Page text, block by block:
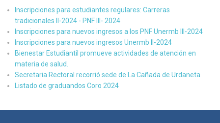
Inscripciones para estudiantes regulares: Carreras
tradicionales II-2024 - PNF III- 2024
Inscripciones para nuevos ingresos a los PNF Unermb III-2024
Inscripciones para nuevos ingresos Unermb II-2024
Bienestar Estudiantil promueve actividades de atención en
materia de salud.
Secretaria Rectoral recorrió sede de La Cañada de Urdaneta
Listado de graduandos Coro 2024